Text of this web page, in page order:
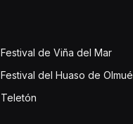
Festival de Viña del Mar
Festival del Huaso de Olmué
Teletón